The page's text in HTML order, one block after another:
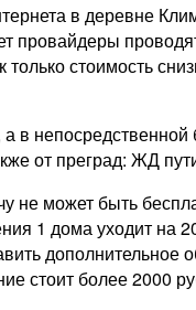
в деревне
провайдеры
стоимость
непосредственной
от преград: ЖД
не может быть
1 дома уходит на
стоит более 2000